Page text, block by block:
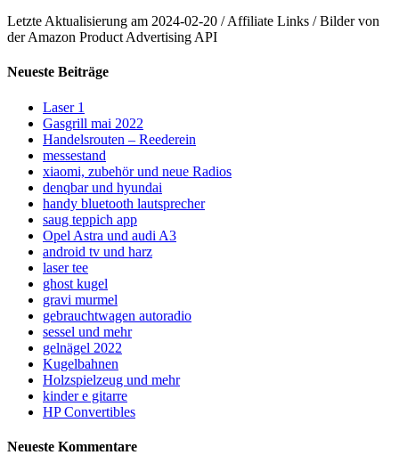
Letzte Aktualisierung am 2024-02-20 / Affiliate Links / Bilder von
der Amazon Product Advertising API
Neueste Beiträge
Laser 1
Gasgrill mai 2022
Handelsrouten – Reederein
messestand
xiaomi, zubehör und neue Radios
denqbar und hyundai
handy bluetooth lautsprecher
saug teppich app
Opel Astra und audi A3
android tv und harz
laser tee
ghost kugel
gravi murmel
gebrauchtwagen autoradio
sessel und mehr
gelnägel 2022
Kugelbahnen
Holzspielzeug und mehr
kinder e gitarre
HP Convertibles
Neueste Kommentare